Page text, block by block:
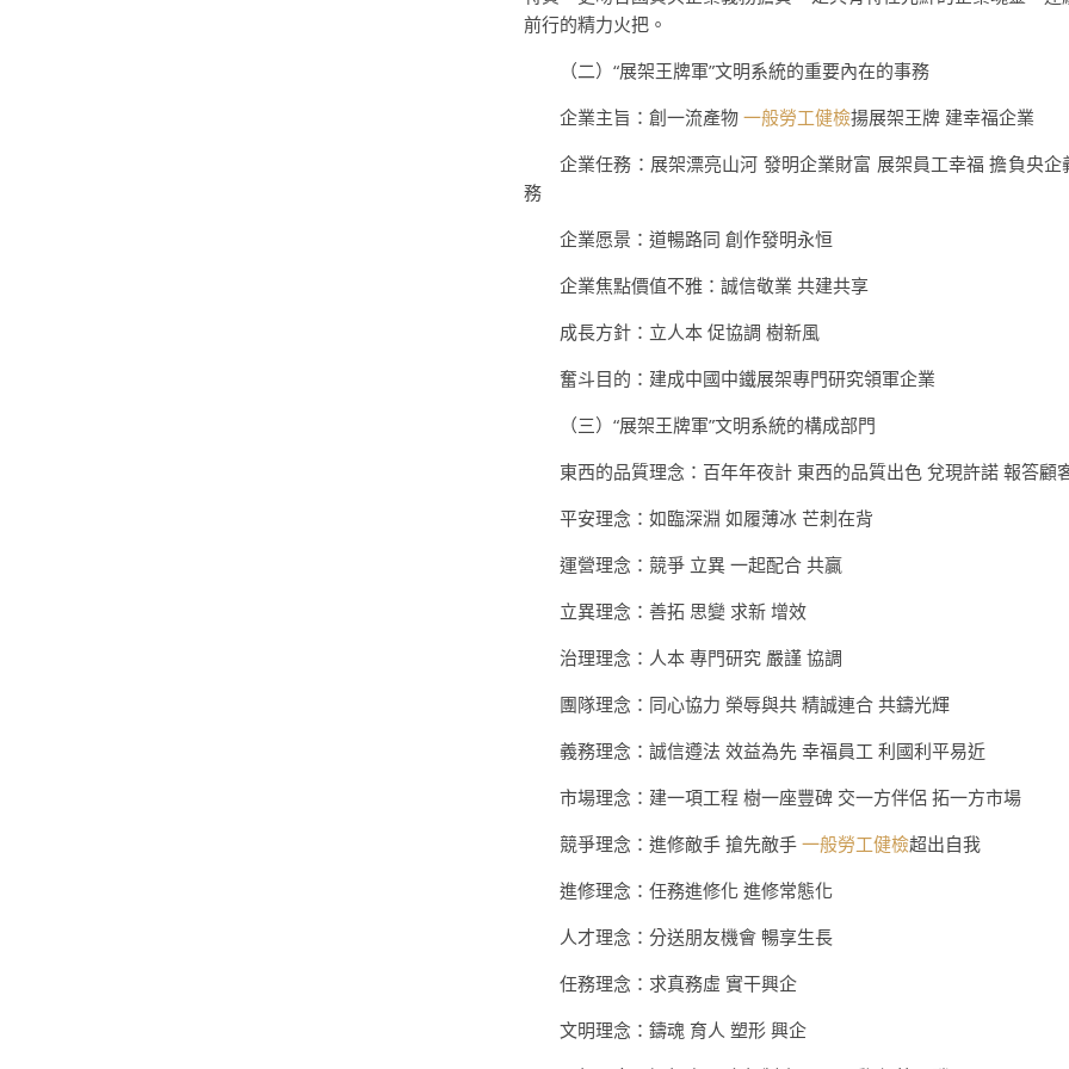
前行的精力火把。
（二）“展架王牌軍”文明系統的重要內在的事務
企業主旨：創一流產物 一般勞工健檢揚展架王牌 建幸福企業
企業任務：展架漂亮山河 發明企業財富 展架員工幸福 擔負央企
務
企業愿景：道暢路同 創作發明永恒
企業焦點價值不雅：誠信敬業 共建共享
成長方針：立人本 促協調 樹新風
奮斗目的：建成中國中鐵展架專門研究領軍企業
（三）“展架王牌軍”文明系統的構成部門
東西的品質理念：百年年夜計 東西的品質出色 兌現許諾 報答顧
平安理念：如臨深淵 如履薄冰 芒刺在背
運營理念：競爭 立異 一起配合 共贏
立異理念：善拓 思變 求新 增效
治理理念：人本 專門研究 嚴謹 協調
團隊理念：同心協力 榮辱與共 精誠連合 共鑄光輝
義務理念：誠信遵法 效益為先 幸福員工 利國利平易近
市場理念：建一項工程 樹一座豐碑 交一方伴侶 拓一方市場
競爭理念：進修敵手 搶先敵手 一般勞工健檢超出自我
進修理念：任務進修化 進修常態化
人才理念：分送朋友機會 暢享生長
任務理念：求真務虛 實干興企
文明理念：鑄魂 育人 塑形 興企